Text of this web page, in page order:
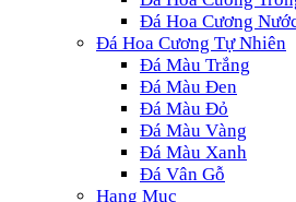
Đá Hoa Cương
Đá Hoa Cương Tự Nhiên
Đá Màu Trắng
Đá Màu Đen
Đá Màu Đỏ
Đá Màu Vàng
Đá Màu Xanh
Đá Vân Gỗ
Hạng Mục